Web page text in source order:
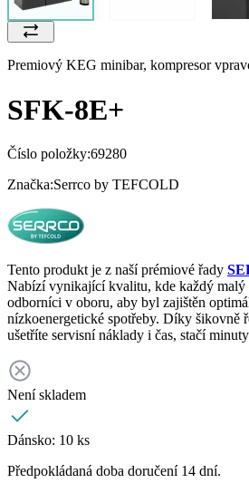
Premiový KEG minibar, kompresor
SFK-8E+
Číslo položky:69280
Značka:Serrco by TEFCOLD
Tento produkt je z naší prémiové řady
Nabízí vynikající kvalitu, kde každý malý
odborníci v oboru, aby byl zajištěn
nízkoenergetické spotřeby. Díky šikovně
ušetříte servisní náklady i čas, stačí
Není skladem
Dánsko: 10 ks
Předpokládaná doba doručení 14 dní.